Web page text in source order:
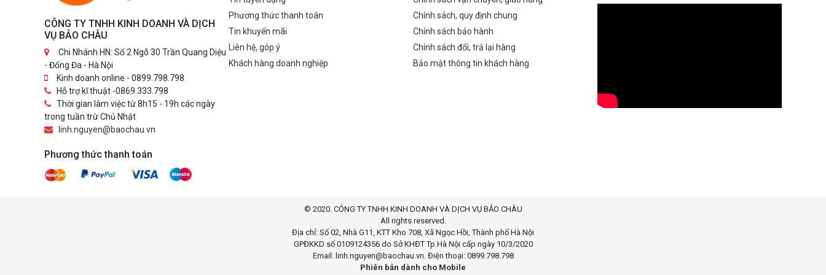
Type-C downstream with up to
trong hộp: Dây nguồn, cáp DP-
to-DP , cáp USB 3.2 Gen1 Type
CÔNG TY TNHH KINH DOANH VÀ DỊCH
VỤ BẢO CHÂU
Chi Nhánh HN: Số 2 Ngõ 30 Trần Quang Diệu
- Đống Đa - Hà Nội
Kinh doanh online - 0899.798.798
Hỗ trợ kĩ thuật -0869.333.798
Thời gian làm việc từ 8h15 - 19h các ngày
trong tuần trừ Chủ Nhật
linh.nguyen@baochau.vn
Phương thức thanh toán
Phương thức thanh toán
Tin khuyến mãi
Liên hệ, góp ý
Khách hàng doanh nghiệp
Chính sách, quy định chung
Chính sách bảo hành
Chính sách đổi, trả lại hàng
Bảo mật thông tin khách hàng
© 2020. CÔNG TY TNHH KINH DOANH VÀ DỊCH VỤ BẢO CHÂU
All rights reserved.
Địa chỉ: Số 02, Nhà G11, KTT Kho 708, Xã Ngọc Hồi, Thành phố Hà Nội
GPĐKKD số 0109124356 do Sở KHĐT Tp.Hà Nội cấp ngày 10/3/2020
Email: linh.nguyen@baochau.vn. Điện thoại: 0899.798.798
Phiên bản dành cho Mobile